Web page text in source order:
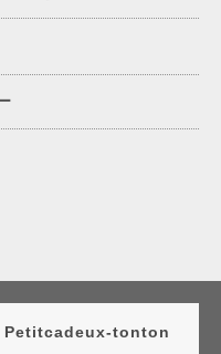
Petitcadeux-tonton